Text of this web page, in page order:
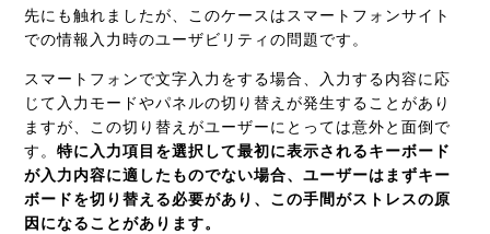
先にも触れましたが、このケースはスマートフォンサイト
での情報入力時のユーザビリティの問題です。
スマートフォンで文字入力をする場合、入力する内容に応
じて入力モードやパネルの切り替えが発生することがあり
ますが、この切り替えがユーザーにとっては意外と面倒で
す。特に入力項目を選択して最初に表示されるキーボード
が入力内容に適したものでない場合、ユーザーはまずキー
ボードを切り替える必要があり、この手間がストレスの原
因になることがあります。